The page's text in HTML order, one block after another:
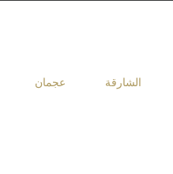
الشارقة عجمان